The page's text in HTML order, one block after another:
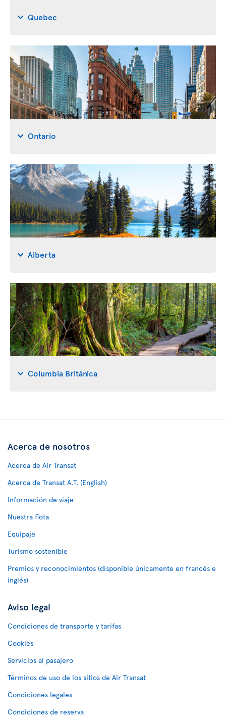
Quebec
Ontario
Alberta
Columbia Británica
Acerca de nosotros
Acerca de Air Transat
Acerca de Transat A.T. (English)
Información de viaje
Nuestra flota
Equipaje
Turismo sostenible
Premios y reconocimientos (disponible únicamente en francés e
inglés)
Aviso legal
Condiciones de transporte y tarifas
Cookies
Servicios al pasajero
Términos de uso de los sitios de Air Transat
Condiciones legales
Condiciones de reserva